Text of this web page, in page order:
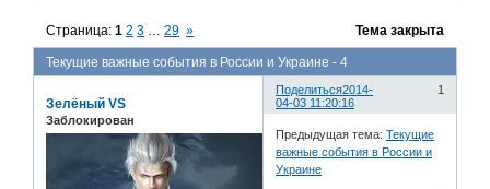
Текущие важные события в России и Украине - 4
Страница:1 2 3 29 » Тема закрыта
Поделиться 1
2014-
04-03 11:20:16
Зелёный VS
Заблокирован
Предыдущая тема:Текущие
важные события в России и
Украине